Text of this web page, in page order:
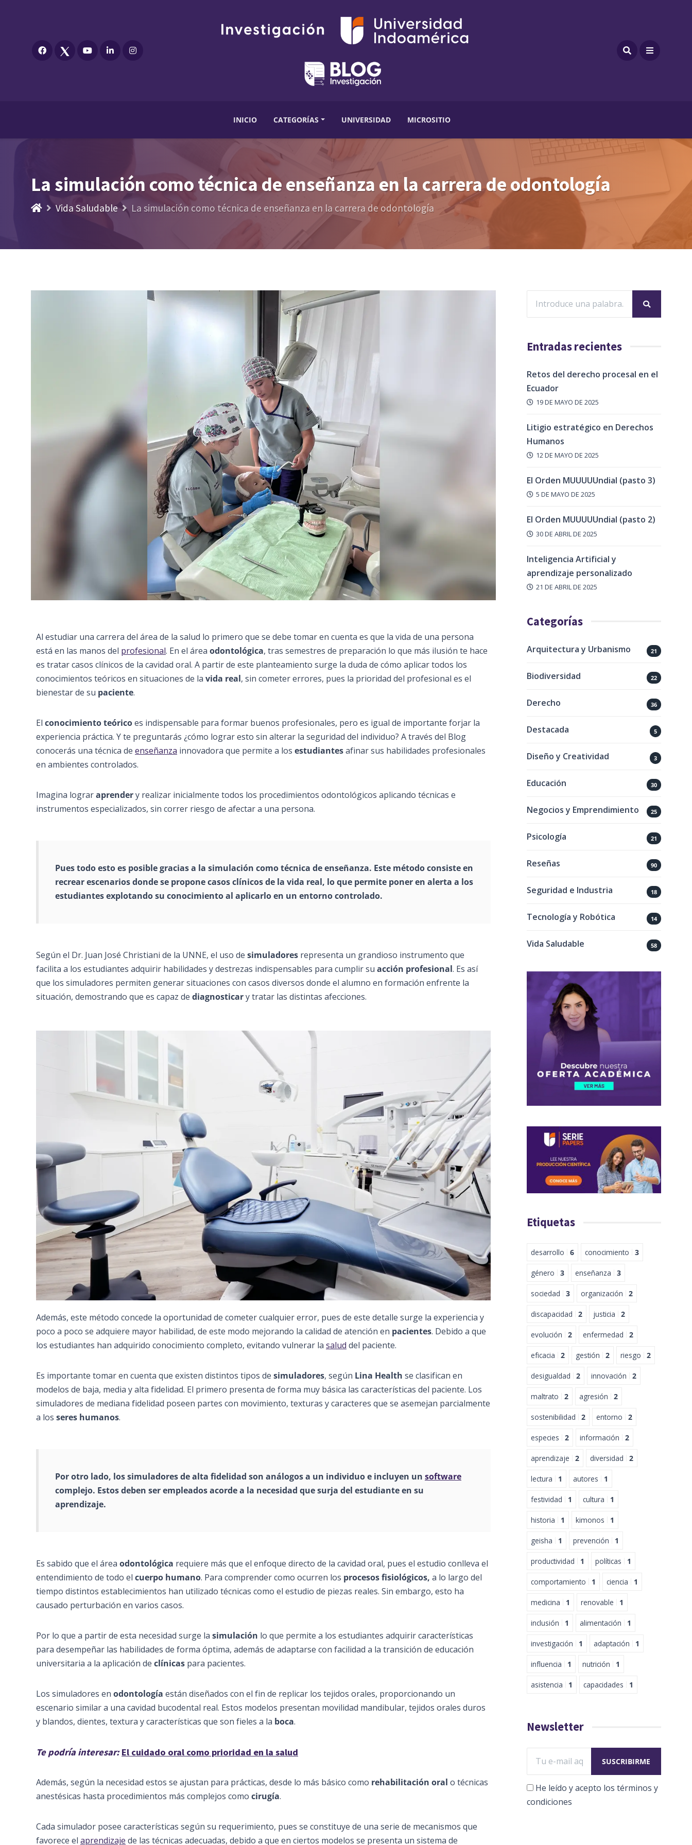
INICIO CATEGORÍAS UNIVERSIDAD MICROSITIO
La simulación como técnica de enseñanza en la carrera de odontología
Vida Saludable La simulación como técnica de enseñanza en la carrera de odontología
Al estudiar una carrera del área de la salud lo primero que se debe tomar en cuenta es que la vida de una persona
está en las manos del profesional. En el área odontológica, tras semestres de preparación lo que más ilusión te hace
es tratar casos clínicos de la cavidad oral. A partir de este planteamiento surge la duda de cómo aplicar todos los
conocimientos teóricos en situaciones de la vida real, sin cometer errores, pues la prioridad del profesional es el
bienestar de su paciente.
El conocimiento teóricoes indispensable para formar buenos profesionales, pero es igual de importante forjar la
experiencia práctica. Y te preguntarás ¿cómo lograr esto sin alterar la seguridad del individuo? A través del Blog
conocerás una técnica de enseñanza innovadora que permite a los estudiantesafinar sus habilidades profesionales
en ambientes controlados.
Imagina lograraprendery realizar inicialmente todos los procedimientos odontológicos aplicando técnicas e
instrumentos especializados, sin correr riesgo de afectar a una persona.
Pues todo esto es posible gracias a la simulación como técnica deenseñanza. Este método consiste en
recrear escenarios donde se propone casos clínicos de la vida real, lo que permite poner en alerta a los
estudiantes explotando su conocimiento al aplicarlo en un entorno controlado.
Según el Dr. Juan José Christiani de la UNNE, el uso de simuladores representa un grandioso instrumento que
facilita a los estudiantes adquirir habilidades y destrezas indispensables para cumplir su acción profesional. Es así
que los simuladores permiten generar situaciones con casos diversos donde el alumno en formación enfrente la
situación, demostrando que es capaz de diagnosticary tratar las distintas afecciones.
Además, este método concede la oportunidad de cometer cualquier error, pues de este detalle surge la experiencia y
poco a poco se adquiere mayor habilidad, de este modo mejorando la calidad de atención en pacientes. Debido a que
los estudiantes han adquirido conocimiento completo, evitando vulnerar la salud del paciente.
Es importante tomar en cuenta que existen distintos tipos de simuladores, según Lina Health se clasifican en
modelos de baja, media y alta fidelidad. El primero presenta de forma muy básica las características del paciente. Los
simuladores de mediana fidelidad poseen partes con movimiento, texturas y caracteres que se asemejan parcialmente
a los seres humanos.
Por otro lado, los simuladores de alta fidelidad son análogos a un individuo e incluyen un software
complejo. Estos deben ser empleados acorde a la necesidad que surja del estudiante en su
aprendizaje.
Es sabido que el área odontológica requiere más que el enfoque directo de la cavidad oral, pues el estudio conlleva el
entendimiento de todo el cuerpo humano. Para comprender como ocurren los procesos fisiológicos, a lo largo del
tiempo distintos establecimientos han utilizado técnicas como el estudio de piezas reales. Sin embargo, esto ha
causado perturbación en varios casos.
Por lo que a partir de esta necesidad surge la simulación lo que permite a los estudiantes adquirir características
para desempeñar las habilidades de forma óptima, además de adaptarse con facilidad a la transición de educación
universitaria a la aplicación de clínicas para pacientes.
Los simuladores en odontología están diseñados con el fin de replicar los tejidos orales, proporcionando un
escenario similar a una cavidad bucodental real. Estos modelos presentan movilidad mandibular, tejidos orales duros
y blandos, dientes, textura y características que son fieles a la boca.
Te podría interesar:El cuidado oral como prioridad en la salud
Además, según la necesidad estos se ajustan para prácticas, desde lo más básico como rehabilitación oral o técnicas
anestésicas hasta procedimientos más complejos como cirugía.
Cada simulador posee características según su requerimiento, pues se constituye de una serie de mecanismos que
favorece el aprendizaje de las técnicas adecuadas, debido a que en ciertos modelos se presenta un sistema de
Entradas recientes
Retos del derecho procesal en el
Ecuador
19 DE MAYO DE 2025
Litigio estratégico en Derechos
Humanos
12 DE MAYO DE 2025
El Orden MUUUUUndial (pasto 3)
5 DE MAYO DE 2025
El Orden MUUUUUndial (pasto 2)
30 DE ABRIL DE 2025
Inteligencia Artificial y
aprendizaje personalizado
21 DE ABRIL DE 2025
Categorías
Arquitectura y Urbanismo 21
Biodiversidad 22
Derecho 36
Destacada 5
Diseño y Creatividad 3
Educación 30
Negocios y Emprendimiento 25
Psicología 21
Reseñas 90
Seguridad e Industria 18
Tecnología y Robótica 14
Vida Saludable 58
Etiquetas
desarrollo 6 conocimiento 3
género 3 enseñanza 3
sociedad 3 organización 2
discapacidad 2 justicia 2
evolución 2 enfermedad 2
eficacia 2 gestión 2 riesgo 2
desigualdad 2 innovación 2
maltrato 2 agresión 2
sostenibilidad 2 entorno 2
especies 2 información 2
aprendizaje 2 diversidad 2
lectura 1 autores 1
festividad 1 cultura 1
historia 1 kimonos 1
geisha 1 prevención 1
productividad 1 políticas 1
comportamiento 1 ciencia 1
medicina 1 renovable 1
inclusión 1 alimentación 1
investigación 1 adaptación 1
influencia 1 nutrición 1
asistencia 1 capacidades 1
Newsletter
He leído y acepto los términos y
condiciones